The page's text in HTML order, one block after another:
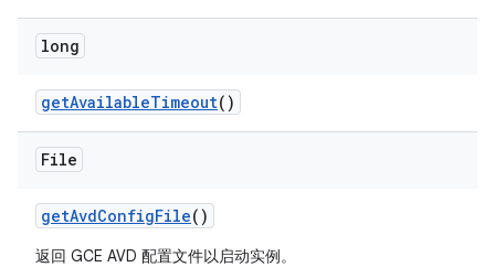
long
getAvailableTimeout()
File
getAvdConfigFile()
返回 GCE AVD 配置文件以启动实例。